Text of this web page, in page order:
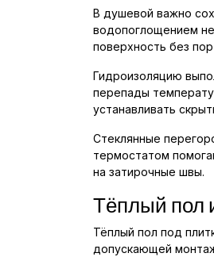
В душевой важно
водопоглощением
поверхность без
Гидроизоляцию
перепады
устанавливать
Стеклянные
термостатом
на затирочные швы.
Тёплый пол
Тёплый пол под
допускающей